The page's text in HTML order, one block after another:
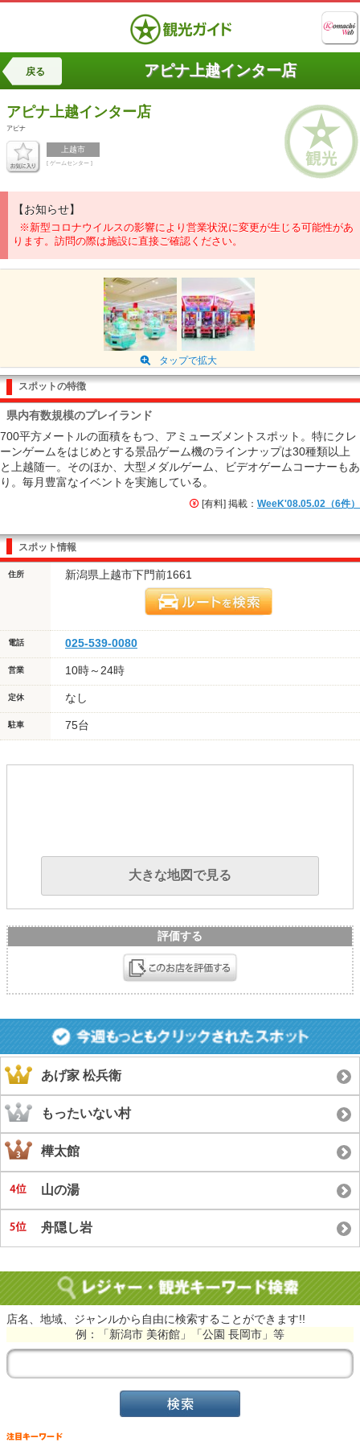
戻る アピナ上越インター店
アピナ上越インター店
アピナ
上越市
[ ゲームセンター ]
【お知らせ】
※新型コロナウイルスの影響により営業状況に変更が生じる可能性があ
ります。訪問の際は施設に直接ご確認ください。
タップで拡大
スポットの特徴
県内有数規模のプレイランド
700平方メートルの面積をもつ、アミューズメントスポット。特にクレ
ーンゲームをはじめとする景品ゲーム機のラインナップは30種類以上
と上越随一。そのほか、大型メダルゲーム、ビデオゲームコーナーもあ
り。毎月豊富なイベントを実施している。
[有料] 掲載： WeeK'08.05.02（6件）
スポット情報
住所 新潟県上越市下門前1661
電話 025-539-0080
営業 10時～24時
定休 なし
駐車 75台
大きな地図で見る
評価する
あげ家 松兵衛
もったいない村
樺太館
山の湯
舟隠し岩
店名、地域、ジャンルから自由に検索することができます!!
例：「新潟市 美術館」「公園 長岡市」等